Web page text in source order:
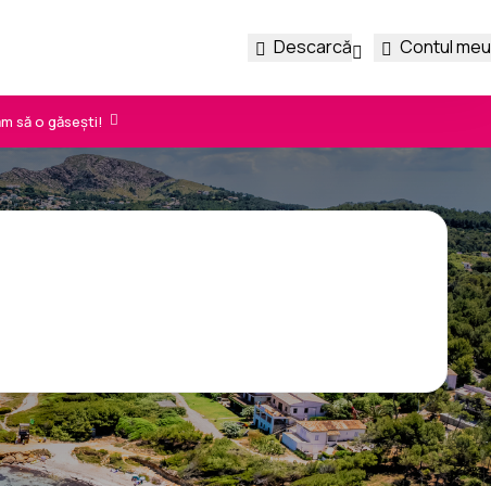
Descarcă Contul meu
să o găsești!